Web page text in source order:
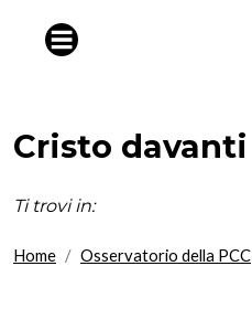
Cristo
Ti trovi in:
Home Osservatorio della PCC